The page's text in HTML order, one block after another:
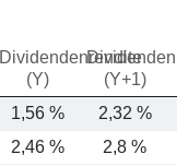
Dividendenrendite
(Y)
(Y+1)
1,56 % 2,32 %
2,46 % 2,8 %